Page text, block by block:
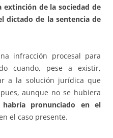
extinción de la sociedad de
dictado de la sentencia de
infracción procesal para
cuando, pese a existir,
a la solución jurídica que
aunque no se hubiera
pronunciado en el
el caso presente.